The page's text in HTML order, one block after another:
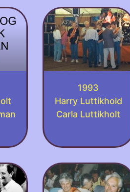
1993
Harry Luttikhold
Carla Luttikholt